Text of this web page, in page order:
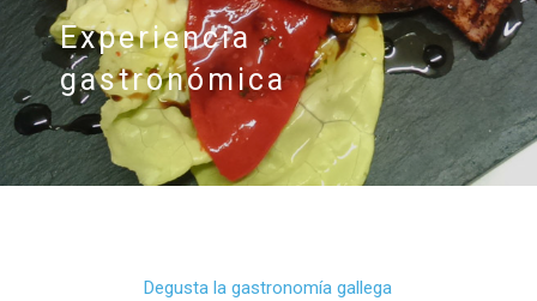
Experiencia
gastronómica
Degusta la gastronomía gallega